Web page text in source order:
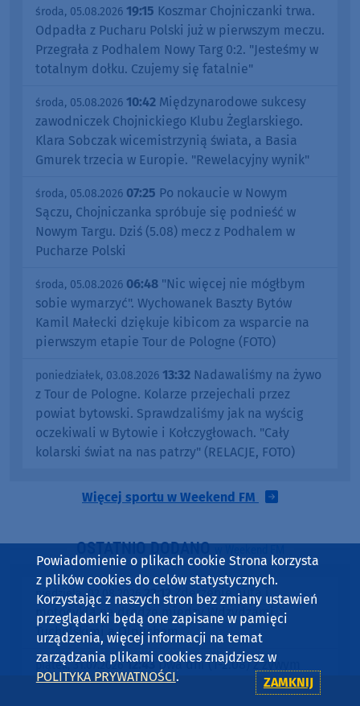
środa, 05.08.2026 19:15 Koszmar Chojniczanki trwa.
Odpadła z Pucharu Polski już w pierwszym meczu.
Przegrała z Podhalem Nowy Targ 0:2. "Jesteśmy w
totalnym dołku. Czujemy się fatalnie"
środa, 05.08.2026 10:42 Międzynarodowe sukcesy
zawodniczek Chojnickiego Klubu Żeglarskiego.
Klara Sobczak wicemistrzynią świata, a Basia
Gmurek trzecia w Europie. "Rewelacyjny wynik"
środa, 05.08.2026 07:25 Po nokaucie w Nowym
Sączu, Chojniczanka spróbuje się podnieść w
Nowym Targu. Dziś (5.08) mecz z Podhalem w
Pucharze Polski
środa, 05.08.2026 06:48 "Nic więcej nie mógłbym
sobie wymarzyć". Wychowanek Baszty Bytów
Kamil Małecki dziękuje kibicom za wsparcie na
pierwszym etapie Tour de Pologne (FOTO)
poniedziałek, 03.08.2026 13:32 Nadawaliśmy na żywo
z Tour de Pologne. Kolarze przejechali przez
powiat bytowski. Sprawdzaliśmy jak na wyścig
oczekiwali w Bytowie i Kołczygłowach. "Cały
kolarski świat na nas patrzy" (RELACJE, FOTO)
Więcej sportu w Weekend FM
OSTATNIO DODANO
niedziela, 02.08.2026 22:12Zderzenie auta i
motocykla na drodze między Wdzydzami
Tucholskimi a Olpuchem
piątek, 31.07.2026 12:43 Dwa dni (1-2.08) z żywym
słowem. Przed nami 49. Wielewski Turniej
Powiadomienie o plikach cookie Strona korzysta
z plików cookies do celów statystycznych.
Korzystając z naszych stron bez zmiany ustawień
przeglądarki będą one zapisane w pamięci
urządzenia, więcej informacji na temat
zarządzania plikami cookies znajdziesz w
POLITYKA PRYWATNOŚCI. ZAMKNIJ